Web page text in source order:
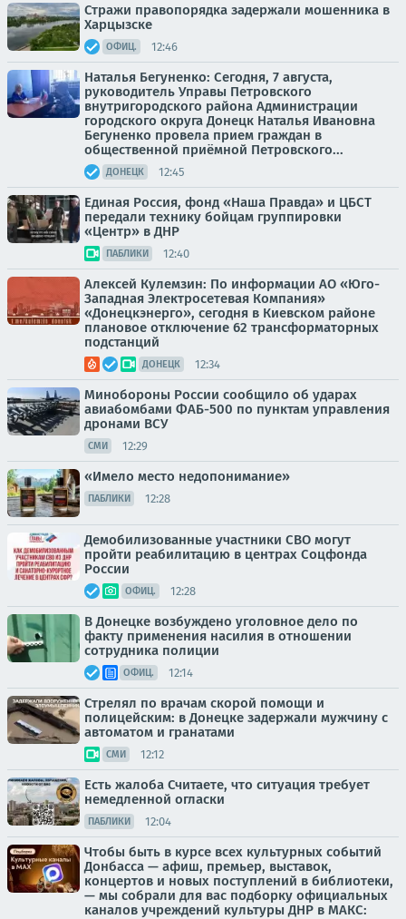
Стражи правопорядка задержали мошенника в
Харцызске
ОФИЦ. 12:46
Наталья Бегуненко: Сегодня, 7 августа,
руководитель Управы Петровского
внутригородского района Администрации
городского округа Донецк Наталья Ивановна
Бегуненко провела прием граждан в
общественной приёмной Петровского...
ДОНЕЦК 12:45
Единая Россия, фонд «Наша Правда» и ЦБСТ
передали технику бойцам группировки
«Центр» в ДНР
ПАБЛИКИ 12:40
Алексей Кулемзин: По информации АО «Юго-
Западная Электросетевая Компания»
«Донецкэнерго», сегодня в Киевском районе
плановое отключение 62 трансформаторных
подстанций
ДОНЕЦК 12:34
Минобороны России сообщило об ударах
авиабомбами ФАБ-500 по пунктам управления
дронами ВСУ
СМИ 12:29
«Имело место недопонимание»
ПАБЛИКИ 12:28
Демобилизованные участники СВО могут
пройти реабилитацию в центрах Соцфонда
России
ОФИЦ. 12:28
В Донецке возбуждено уголовное дело по
факту применения насилия в отношении
сотрудника полиции
ОФИЦ. 12:14
Стрелял по врачам скорой помощи и
полицейским: в Донецке задержали мужчину с
автоматом и гранатами
СМИ 12:12
Есть жалоба Считаете, что ситуация требует
немедленной огласки
ПАБЛИКИ 12:04
Чтобы быть в курсе всех культурных событий
Донбасса — афиш, премьер, выставок,
концертов и новых поступлений в библиотеки,
— мы собрали для вас подборку официальных
каналов учреждений культуры ДНР в МАКС: